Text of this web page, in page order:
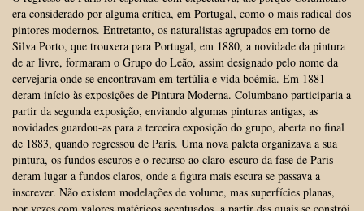
era considerado por alguma crítica, em Portugal, como o mais radical dos
pintores modernos. Entretanto, os naturalistas agrupados em torno de
Silva Porto, que trouxera para Portugal, em 1880, a novidade da pintura
de ar livre, formaram o Grupo do Leão, assim designado pelo nome da
cervejaria onde se encontravam em tertúlia e vida boémia. Em 1881
deram início às exposições de Pintura Moderna. Columbano participaria a
partir da segunda exposição, enviando algumas pinturas antigas, as
novidades guardou-as para a terceira exposição do grupo, aberta no final
de 1883, quando regressou de Paris. Uma nova paleta organizava a sua
pintura, os fundos escuros e o recurso ao claro-escuro da fase de Paris
deram lugar a fundos claros, onde a figura mais escura se passava a
inscrever. Não existem modelações de volume, mas superfícies planas,
por vezes com valores matéricos acentuados, a partir das quais se constrói